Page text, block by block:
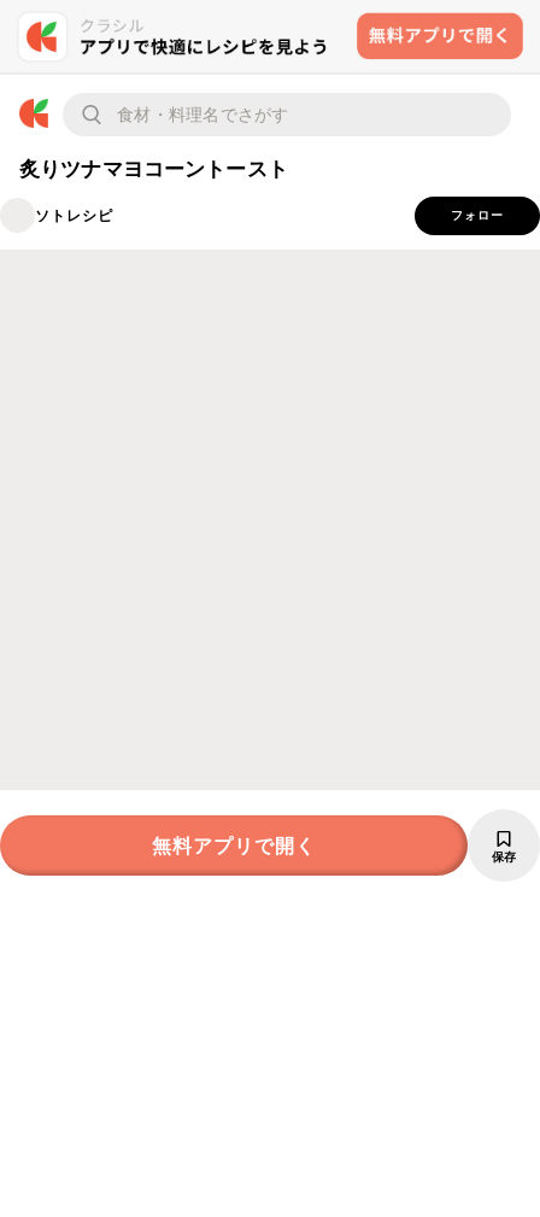
炙りツナマヨコーントースト
ソトレシピ フォロー
無料アプリで開く 保存